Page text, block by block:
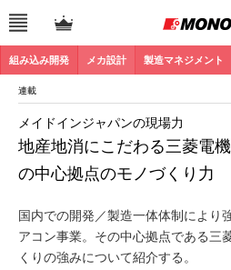
組み込み開発 メカ設計 製造マネジメント
連載
地産地消にこだわる三菱電
の中心拠点のモノづくり力
メイドインジャパンの現場力
国内での開発／製造一体体制により
アコン事業。その中心拠点である三
くりの強みについて紹介する。